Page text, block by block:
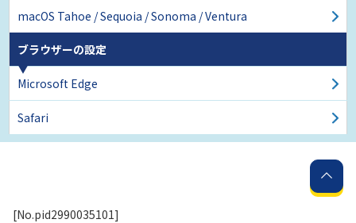
macOS Tahoe / Sequoia / Sonoma / Ventura
ブラウザーの設定
Microsoft Edge
Safari
[No.pid2990035101]